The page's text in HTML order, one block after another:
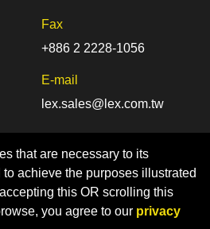
Fax
+886 2 2228-1056
E-mail
lex.sales@lex.com.tw
Privacy Policy
that are necessary to its
achieve the purposes illustrated
this OR scrolling this
you agree to our privacy